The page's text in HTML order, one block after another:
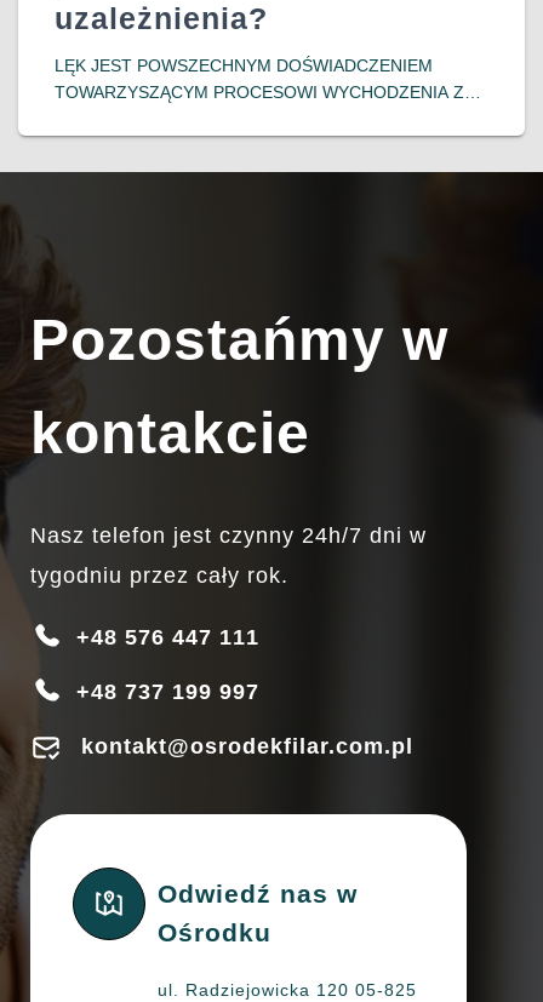
uzależnienia?
LĘK JEST POWSZECHNYM DOŚWIADCZENIEM
TOWARZYSZĄCYM PROCESOWI WYCHODZENIA Z
INTENSYWNYMI EMOCJAMI, TAKIMI JAK NIEPOKÓJ,
Pozostańmy w
kontakcie
Nasz telefon jest czynny 24h/7 dni w
tygodniu przez cały rok.
+48 576 447 111
+48 737 199 997
kontakt@osrodekfilar.com.pl
Odwiedź nas w
Ośrodku
ul. Radziejowicka 120 05-825